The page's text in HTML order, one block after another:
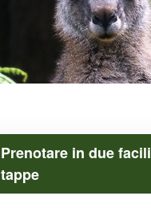
Prenotare in due facili
tappe